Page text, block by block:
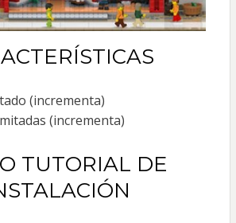
(incrementa)
(incrementa)
TUTORIAL DE